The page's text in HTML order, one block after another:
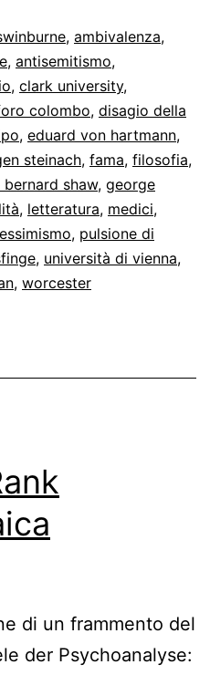
Intervista
del
1926
, ambivalenza,
, antisemitismo,
, clark university,
colombo, disagio della
, eduard von hartmann,
steinach, fama, filosofia,
shaw, george
, letteratura, medici,
, pulsione di
, università di vienna,
, worcester
di un frammento del
der Psychoanalyse: